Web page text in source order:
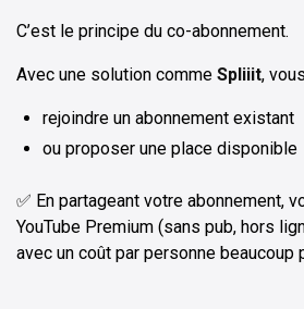
C’est le principe du co-abonnement.
Avec une solution comme Spliiit,
rejoindre un abonnement existant
ou proposer une place disponible
✅ En partageant votre abonnement,
YouTube Premium (sans pub, hors
avec un coût par personne beaucoup